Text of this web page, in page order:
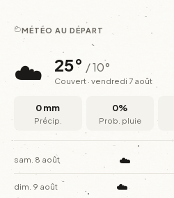
MÉTÉO AU DÉPART
☁️ 25° / 10°
Couvert · vendredi 7 août
0 mm
Précip.
0%
Prob. pluie
sam. 8 août ☁️
dim. 9 août ☁️